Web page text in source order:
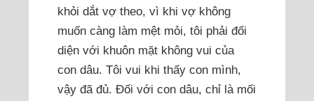
khỏi dắt vợ theo, vì khi vợ không
muốn càng làm mệt mỏi, tôi phải đối
diện với khuôn mặt không vui của
con dâu. Tôi vui khi thấy con mình,
vậy đã đủ. Đối với con dâu, chỉ là mối